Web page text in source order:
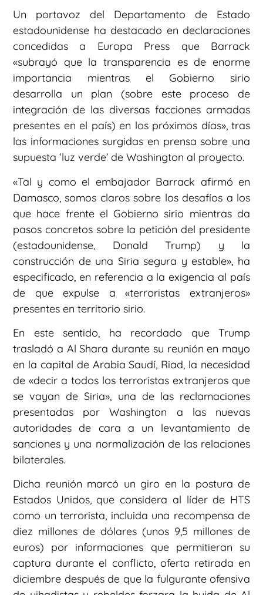
Un portavoz del Departamento de Estado
estadounidense ha destacado en declaraciones
concedidas a Europa Press que Barrack
«subrayó que la transparencia es de enorme
importancia mientras el Gobierno sirio
desarrolla un plan (sobre este proceso de
integración de las diversas facciones armadas
presentes en el país) en los próximos días», tras
las informaciones surgidas en prensa sobre una
supuesta ‘luz verde’ de Washington al proyecto.
«Tal y como el embajador Barrack afirmó en
Damasco, somos claros sobre los desafíos a los
que hace frente el Gobierno sirio mientras da
pasos concretos sobre la petición del presidente
(estadounidense, Donald Trump) y la
construcción de una Siria segura y estable», ha
especificado, en referencia a la exigencia al país
de que expulse a «terroristas extranjeros»
presentes en territorio sirio.
En este sentido, ha recordado que Trump
trasladó a Al Shara durante su reunión en mayo
en la capital de Arabia Saudí, Riad, la necesidad
de «decir a todos los terroristas extranjeros que
se vayan de Siria», una de las reclamaciones
presentadas por Washington a las nuevas
autoridades de cara a un levantamiento de
sanciones y una normalización de las relaciones
bilaterales.
Dicha reunión marcó un giro en la postura de
Estados Unidos, que considera al líder de HTS
como un terrorista, incluida una recompensa de
diez millones de dólares (unos 9,5 millones de
euros) por informaciones que permitieran su
captura durante el conflicto, oferta retirada en
diciembre después de que la fulgurante ofensiva